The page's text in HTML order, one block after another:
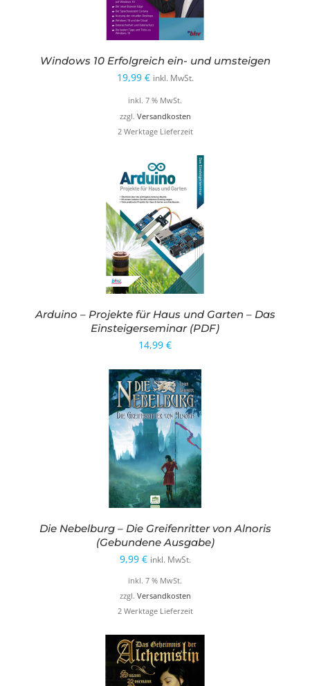
Windows 10 Erfolgreich ein- und umsteigen
19,99 € inkl. MwSt.
inkl. 7 % MwSt.
zzgl. Versandkosten
2 Werktage Lieferzeit
Arduino – Projekte für Haus und Garten – Das
Einsteigerseminar (PDF)
14,99 €
Die Nebelburg – Die Greifenritter von Alnoris
(Gebundene Ausgabe)
9,99 € inkl. MwSt.
inkl. 7 % MwSt.
zzgl. Versandkosten
2 Werktage Lieferzeit